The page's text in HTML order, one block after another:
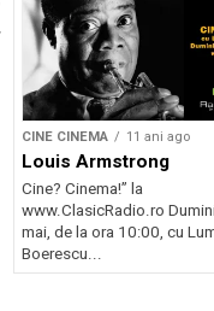
CINE CINEMA 11 ani ago
Louis Armstrong
Cine? Cinema!” la
www.ClasicRadio.ro
mai, de la ora 10:00, cu
Boerescu...